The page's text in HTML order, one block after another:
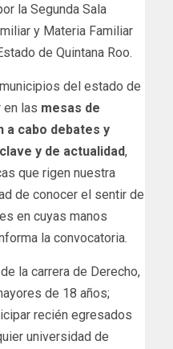
la Segunda Sala
y Materia Familiar
de Quintana Roo.
del estado de
en las mesas de
a cabo debates y
y de actualidad,
que rigen nuestra
de conocer el sentir de
en cuyas manos
la convocatoria.
la carrera de Derecho,
de 18 años;
recién egresados
universidad de